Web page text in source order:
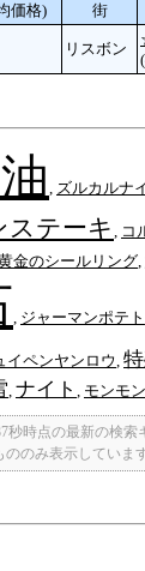
価格) 街
リスボン
ズルカルナ
ステーキ コ
金のシールリング
ジャーマンポテト
イペンヤンロウ
ナイト モンモ
秒時点の最新の検索
のみ表示しています